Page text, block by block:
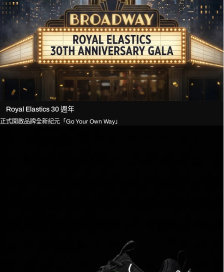
Royal Elastics 30 週年
正式開啟品牌全新紀元「Go Your Own Way」